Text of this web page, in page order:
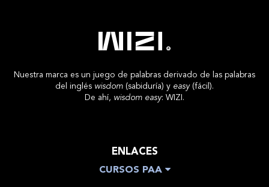
Nuestra marca es un juego de palabras derivado de las palabras
del inglés wisdom (sabiduría) y easy(fácil).
De ahí, wisdom easy: WIZI.
ENLACES
CURSOS PAA